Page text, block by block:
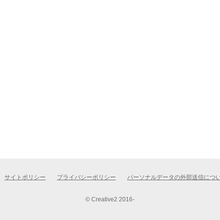
サイトポリシー プライバシーポリシー パーソナルデータの外部送信につ
© Creative2 2016-